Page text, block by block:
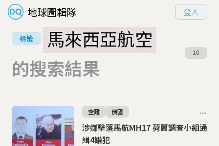
地球圖輯隊 登入
標籤
馬來西亞航空
的搜索結果
10
涉嫌擊落馬航MH17 荷蘭調查小組通
緝4嫌犯
空難 俄國